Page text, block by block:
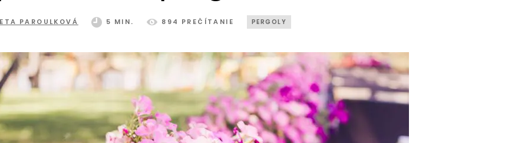
PAROULKOVÁ 5 MIN. 894 PREČÍTANIE PERGOLY